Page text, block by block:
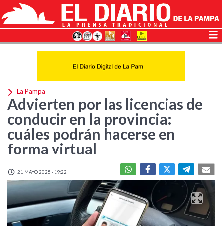
La Pampa
Advierten por las licencias de
conducir en la provincia:
cuáles podrán hacerse en
forma virtual
21 MAYO 2025 - 19:22